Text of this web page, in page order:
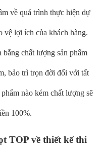
về quá trình thực hiện dự
vệ lợi ích của khách hàng.
chất lượng sản phẩm
bảo trì trọn đời đối với tất
nào kém chất lượng sẽ
100%.
TOP về thiết kế thi